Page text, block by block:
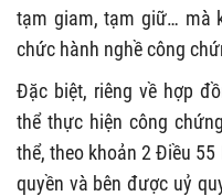
tạm giam, tạm giữ… mà
chức hành nghề công
Đặc biệt, riêng về hợp
thể thực hiện công
thể, theo khoản 2 Điều
quyền và bên được uỷ